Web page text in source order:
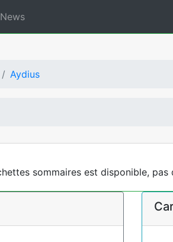
News
Aydius
sommaires est disponible, pas